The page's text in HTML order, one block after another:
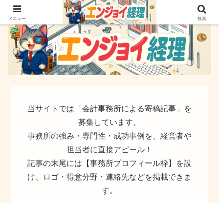
簿記でなく実務ができるサイト
当サイトでは「会計事務所による寄稿記事」を
募集しています。
事務所の強み・専門性・成功事例を、経営者や
担当者に直接アピール！
記事の末尾には【事務所プロフィール枠】を設
け、ロゴ・得意分野・連絡先などを掲載できま
す。
メニュー 検索